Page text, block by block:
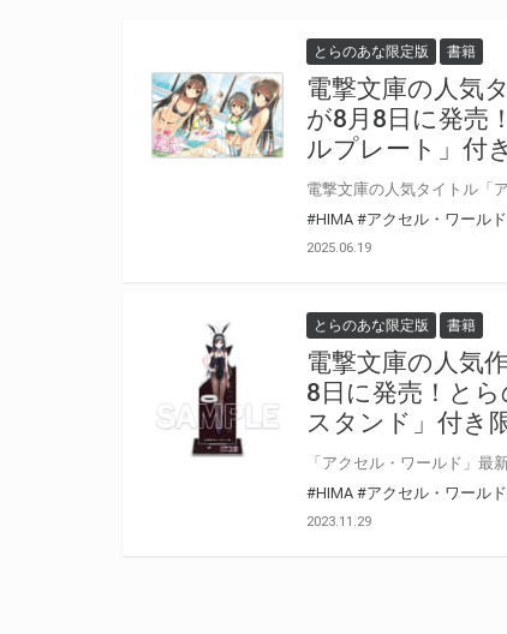
とらのあな限定版 書籍
電撃文庫の人気
が8月8日に発売
ルプレート」付
#HIMA #アクセル・ワールド
2025.06.19
とらのあな限定版 書籍
電撃文庫の人気
8日に発売！と
スタンド」付き
#HIMA #アクセル・ワールド
2023.11.29